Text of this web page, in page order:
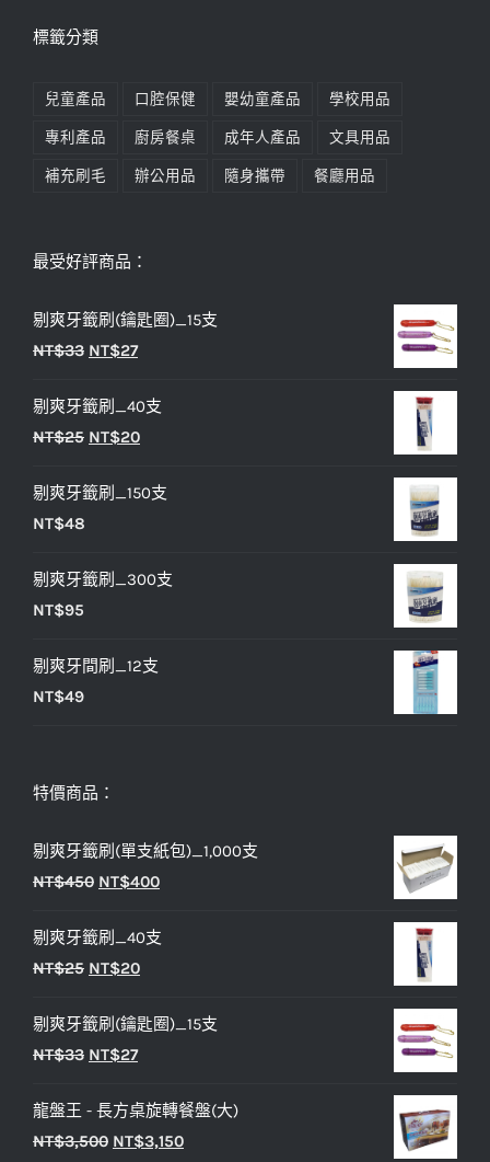
標籤分類
兒童產品 口腔保健 嬰幼童產品 學校用品
專利產品 廚房餐桌 成年人產品 文具用品
補充刷毛 辦公用品 隨身攜帶 餐廳用品
最受好評商品：
剔爽牙籤刷(鑰匙圈)_15支
NT$33 原
價
格：
NT$27目
價
格：
剔爽牙籤刷_40支
NT$25 原
價
NT$20目
價
剔爽牙籤刷_150支
NT$48
剔爽牙籤刷_300支
NT$95
剔爽牙間刷_12支
NT$49
特價商品：
剔爽牙籤刷(單支紙包)_1,000支
NT$450 原
價
格：
NT$400目
價
剔爽牙籤刷_40支
NT$25 原
價
格：
NT$20目
價
剔爽牙籤刷(鑰匙圈)_15支
NT$33 原
價
格：
NT$27目
價
格：
龍盤王 - 長方桌旋轉餐盤(大)
NT$3,500 原
NT$3,150目